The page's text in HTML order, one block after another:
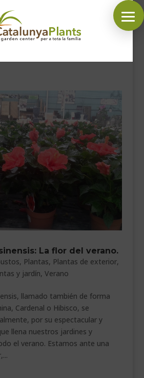
SÍGUENOS EN:
La flor del verano.
, Plantas, Plantas de exterior,
y jardín, Verano
llamado también de forma
Cardenal o Hibisco, se
por su espectacular y
llena nuestros jardines y
el verano. Estamos ante una